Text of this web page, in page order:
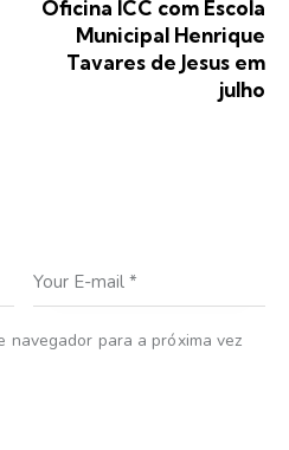
Oficina ICC com Escola
Municipal Henrique
Tavares de Jesus em
julho
navegador para a próxima vez